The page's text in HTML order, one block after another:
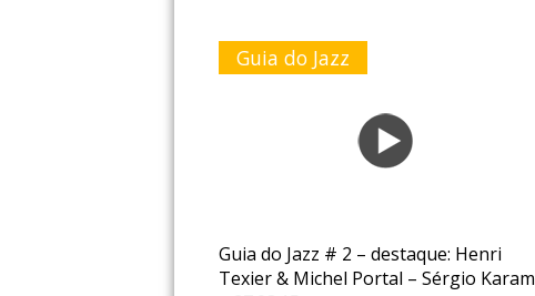
Guia do Jazz
Guia do Jazz # 2 – destaque: Henri
Texier & Michel Portal – Sérgio Karam